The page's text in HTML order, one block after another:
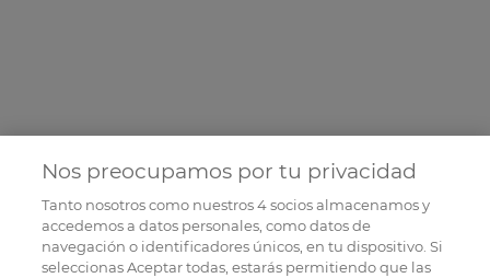
Nos preocupamos por tu privacidad
Tanto nosotros como nuestros4socios almacenamos y
accedemos a datos personales, como datos de
navegación o identificadores únicos, en tu dispositivo. Si
seleccionas Aceptar todas, estarás permitiendo que las